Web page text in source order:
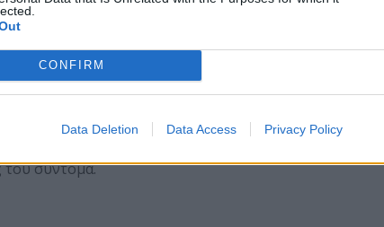
CONFIRM
Data Deletion Data Access Privacy Policy
το ύψος των λύτρων ανέρχεται
τιμή λύτρων ζητήθηκε στους κατοίκους
Νορβηγία, Ηνωμένο Βασίλειο και Μεξικό, ενώ
να πληρώσει μόνο περίπου 100 Ευρώ. Ο
πλέον καθώς ο δημιουργός του έχει
Nymaim και της εξάπλωσής του αναμφισβήτητα
λόγω της πολυπλοκότητας του συγκεκριμένου
του σύντομα.